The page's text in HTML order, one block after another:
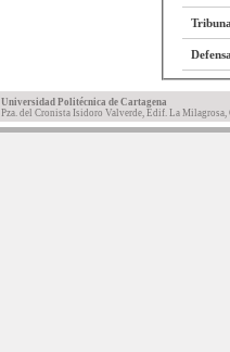
Universidad Politécnica de Cartagena
Pza. del Cronista Isidoro Valverde, Edif. La Milagrosa,